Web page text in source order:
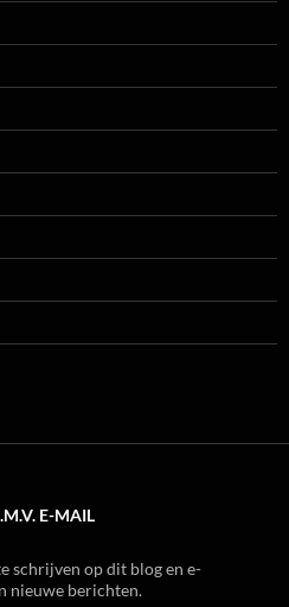
E-MAIL
schrijven op dit blog en e-
nieuwe berichten.